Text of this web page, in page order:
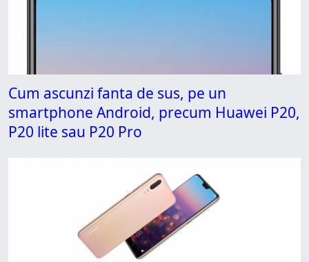
Cum ascunzi fanta de sus, pe un
smartphone Android, precum Huawei P20,
P20 lite sau P20 Pro